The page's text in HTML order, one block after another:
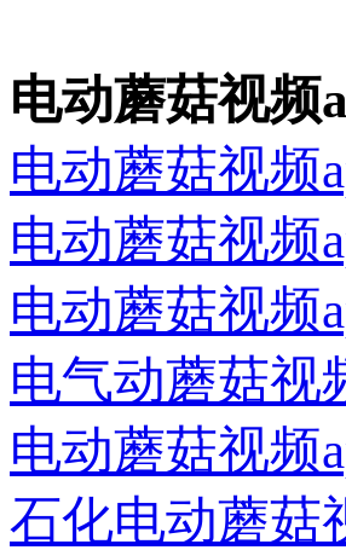
电动蘑菇视频
电动蘑菇视频
电动蘑菇视频
电动蘑菇视频
电气动蘑菇视
电动蘑菇视频
石化电动蘑菇